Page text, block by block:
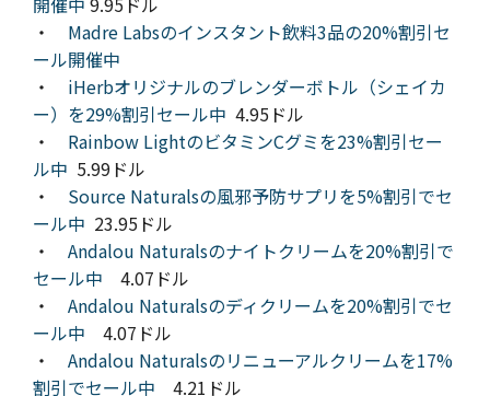
・ Madre Labsのインスタント飲料3品の20%割引セ
ール開催中
・ iHerbオリジナルのブレンダーボトル（シェイカ
ー）を29%割引セール中 4.95ドル
・ Rainbow LightのビタミンCグミを23%割引セー
ル中 5.99ドル
・ Source Naturalsの風邪予防サプリを5%割引でセ
ール中 23.95ドル
・ Andalou Naturalsのナイトクリームを20%割引で
セール中 4.07ドル
・ Andalou Naturalsのディクリームを20%割引でセ
ール中 4.07ドル
・ Andalou Naturalsのリニューアルクリームを17%
割引でセール中 4.21ドル